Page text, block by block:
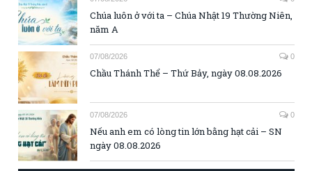
Chúa luôn ở với ta – Chúa Nhật 19 Thường Niên,
năm A
07/08/2026 0
Chầu Thánh Thể – Thứ Bảy, ngày 08.08.2026
07/08/2026 0
Nếu anh em có lòng tin lớn bằng hạt cải – SN
ngày 08.08.2026